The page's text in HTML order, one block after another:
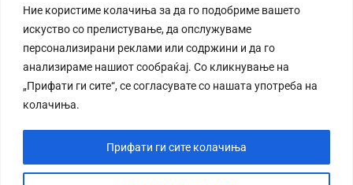
Ние користиме колачиња за да го подобриме вашето
искуство со прелистување, да опслужуваме
персонализирани реклами или содржини и да го
анализираме нашиот сообраќај. Со кликнување на
„Прифати ги сите“, се согласувате со нашата употреба на
колачиња.
Прифати ги сите колачиња